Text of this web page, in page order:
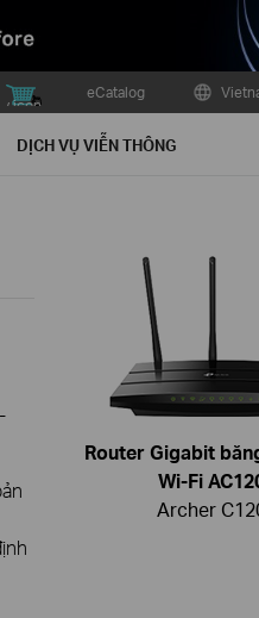
icon
eCatalog
DỊCH VỤ VIỄN THÔNG
Router Gigabit
Wi-Fi
Archer